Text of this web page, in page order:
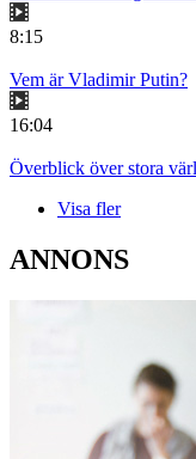
8:15
Vem är Vladimir Putin?
16:04
Överblick över stora
Visa fler
ANNONS